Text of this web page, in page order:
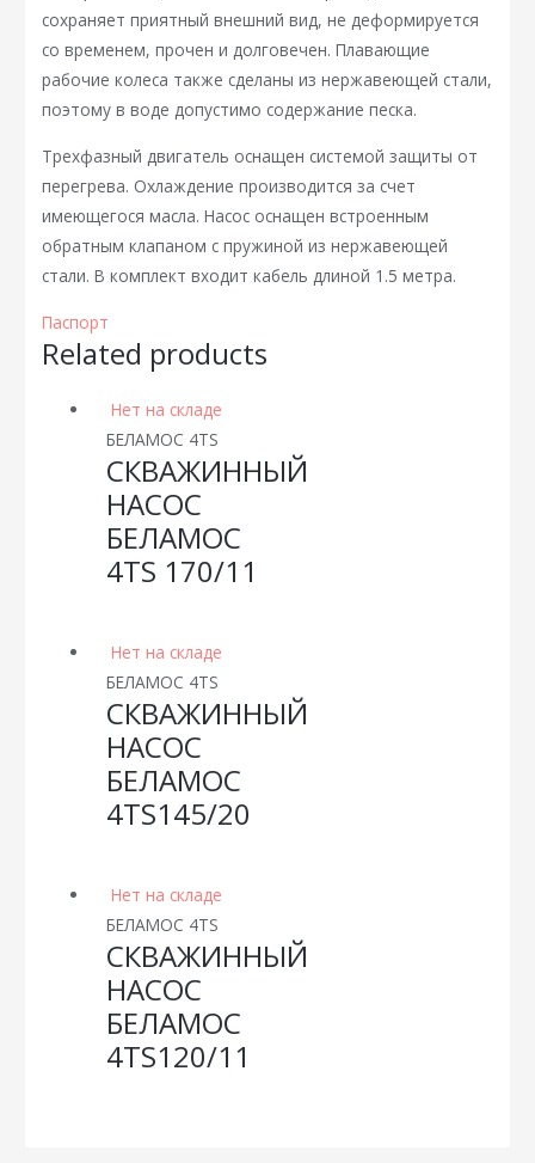
сохраняет приятный внешний вид, не деформируется
со временем, прочен и долговечен. Плавающие
рабочие колеса также сделаны из нержавеющей стали,
поэтому в воде допустимо содержание песка.
Трехфазный двигатель оснащен системой защиты от
перегрева. Охлаждение производится за счет
имеющегося масла. Насос оснащен встроенным
обратным клапаном с пружиной из нержавеющей
стали. В комплект входит кабель длиной 1.5 метра.
Паспорт
Related products
Нет на складе
БЕЛАМОС 4TS
СКВАЖИННЫЙ
НАСОС
БЕЛАМОС
4TS 170/11
Нет на складе
БЕЛАМОС 4TS
СКВАЖИННЫЙ
НАСОС
БЕЛАМОС
4TS145/20
Нет на складе
БЕЛАМОС 4TS
СКВАЖИННЫЙ
НАСОС
БЕЛАМОС
4TS120/11